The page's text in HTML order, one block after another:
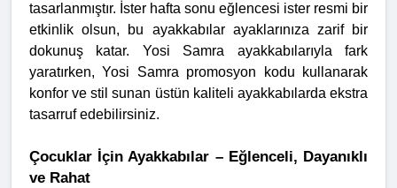
tasarlanmıştır. İster hafta sonu eğlencesi ister resmi bir
etkinlik olsun, bu ayakkabılar ayaklarınıza zarif bir
dokunuş katar. Yosi Samra ayakkabılarıyla fark
yaratırken, Yosi Samra promosyon kodu kullanarak
konfor ve stil sunan üstün kaliteli ayakkabılarda ekstra
tasarruf edebilirsiniz.
Çocuklar İçin Ayakkabılar – Eğlenceli, Dayanıklı
ve Rahat